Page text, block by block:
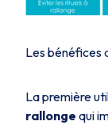
Les bénéfices
La première
rallonge qui